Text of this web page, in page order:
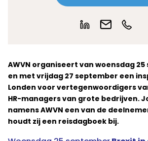
AWVN organiseert van woensdag
en met vrijdag 27 september een
Londen voor vertegenwoordigers
HR-managers van grote bedrijven.
namens AWVN een van de
houdt zij een reisdagboek bij.